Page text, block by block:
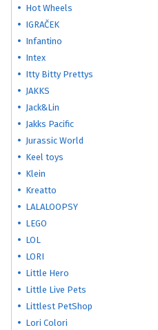
Hot Wheels
IGRAČEK
Infantino
Intex
Itty Bitty Prettys
JAKKS
Jack&Lin
Jakks Pacific
Jurassic World
Keel toys
Klein
Kreatto
LALALOOPSY
LEGO
LOL
LORI
Little Hero
Little Live Pets
Littlest PetShop
Lori Colori